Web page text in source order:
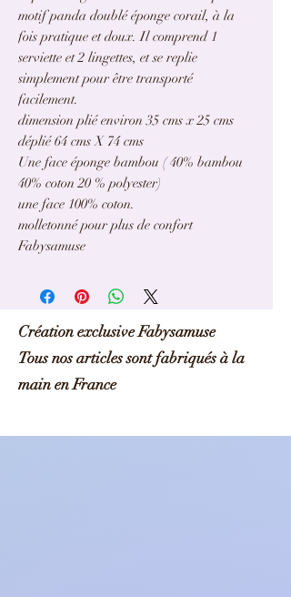
motif panda doublé éponge corail, à la
fois pratique et doux. Il comprend 1
serviette et 2 lingettes, et se replie
simplement pour être transporté
facilement.
dimension plié environ 35 cms x 25 cms
déplié 64 cms X 74 cms
Une face éponge bambou ( 40% bambou
40% coton 20 % polyester)
une face 100% coton.
molletonné pour plus de confort
Fabysamuse
Création exclusive Fabysamuse
Tous nos articles sont fabriqués à la
main en France